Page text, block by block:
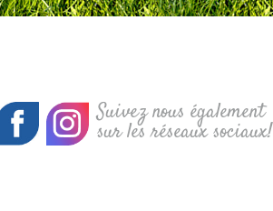
Suivez nous également
sur les réseaux sociaux!